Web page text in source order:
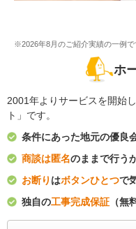
※2026年8月のご紹介実績の一例で
ホ
2001年よりサービスを開始
ト」です。
条件にあった地元の優良
商談は匿名のままで行う
お断り はボタンひとつで
独自の工事完成保証 （無